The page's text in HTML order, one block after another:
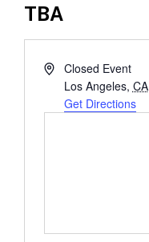
TBA
AddressClosed Event
Los Angeles, CA
Get Directions